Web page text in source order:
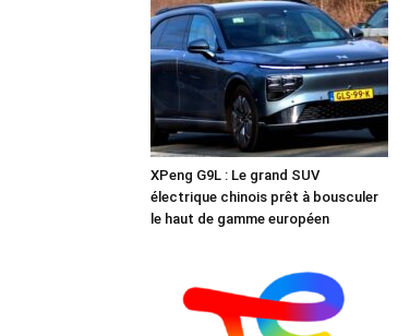
XPeng G9L : Le grand SUV
électrique chinois prêt à bousculer
le haut de gamme européen